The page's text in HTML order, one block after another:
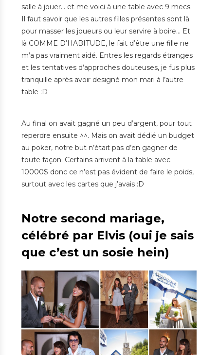
salle à jouer… et me voici à une table avec 9 mecs.
Il faut savoir que les autres filles présentes sont là
pour masser les joueurs ou leur servire à boire… Et
là COMME D’HABITUDE, le fait d’être une fille ne
m’a pas vraiment aidé. Entres les regards étranges
et les tentatives d’approches douteuses, je fus plus
tranquille après avoir designé mon mari à l’autre
table :D
Au final on avait gagné un peu d’argent, pour tout
reperdre ensuite ^^. Mais on avait dédié un budget
au poker, notre but n’était pas d’en gagner de
toute façon. Certains arrivent à la table avec
10000$ donc ce n’est pas évident de faire le poids,
surtout avec les cartes que j’avais :D
Notre second mariage,
célébré par Elvis (oui je sais
que c’est un sosie hein)